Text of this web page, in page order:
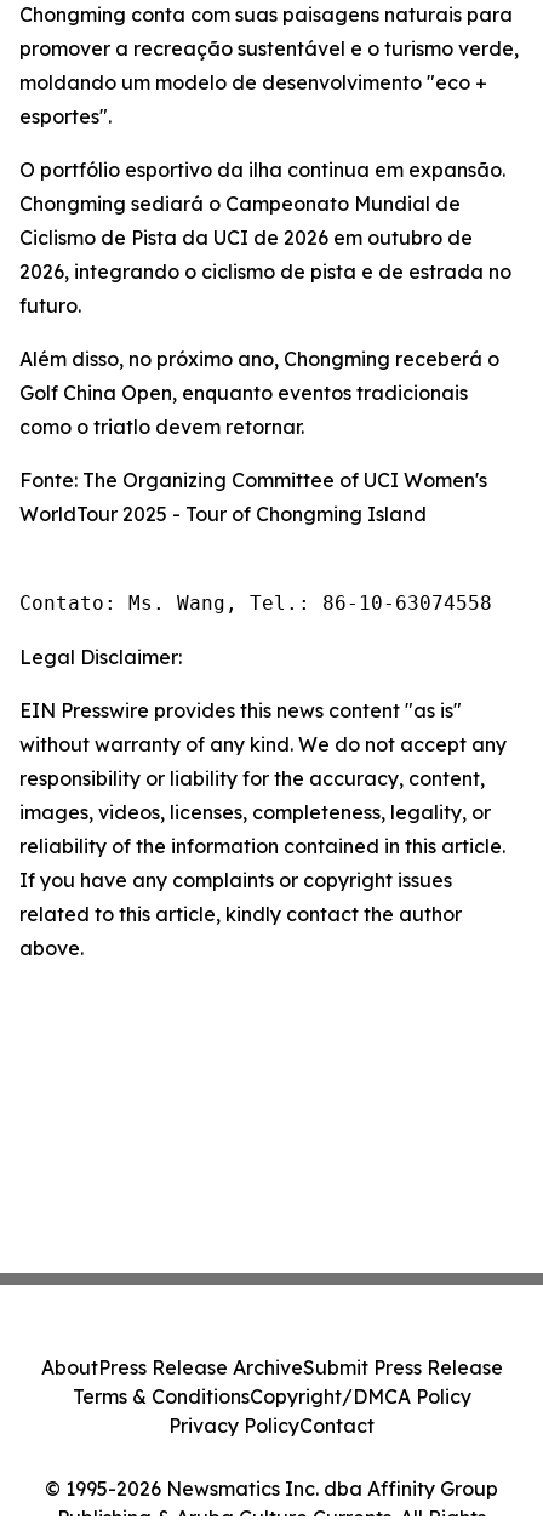
Chongming conta com suas paisagens naturais para
promover a recreação sustentável e o turismo verde,
moldando um modelo de desenvolvimento "eco +
esportes".
O portfólio esportivo da ilha continua em expansão.
Chongming sediará o Campeonato Mundial de
Ciclismo de Pista da UCI de 2026 em outubro de
2026, integrando o ciclismo de pista e de estrada no
futuro.
Além disso, no próximo ano, Chongming receberá o
Golf China Open, enquanto eventos tradicionais
como o triatlo devem retornar.
Fonte: The Organizing Committee of UCI Women's
WorldTour 2025 - Tour of Chongming Island
Contato: Ms. Wang, Tel.: 86-10-63074558
Legal Disclaimer:
EIN Presswire provides this news content "as is"
without warranty of any kind. We do not accept any
responsibility or liability for the accuracy, content,
images, videos, licenses, completeness, legality, or
reliability of the information contained in this article.
If you have any complaints or copyright issues
related to this article, kindly contact the author
above.
© 1995-2026 Newsmatics Inc. dba Affinity Group
Publishing & Aruba Culture Currents. All Rights
AboutPress Release ArchiveSubmit Press Release
Terms & ConditionsCopyright/DMCA Policy
Privacy PolicyContact